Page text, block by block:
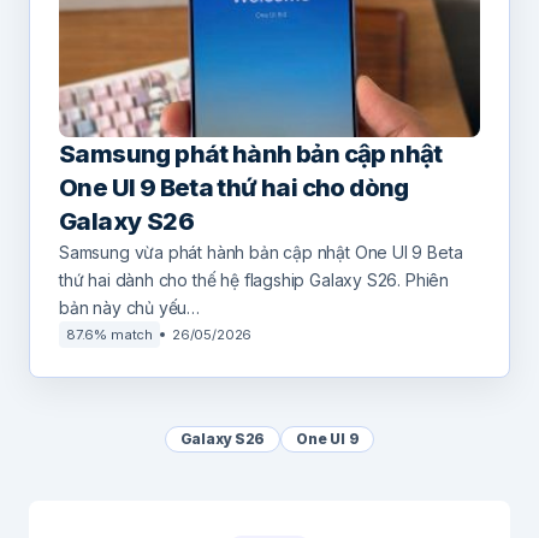
Samsung phát hành bản cập nhật
One UI 9 Beta thứ hai cho dòng
Galaxy S26
Samsung vừa phát hành bản cập nhật One UI 9 Beta
thứ hai dành cho thế hệ flagship Galaxy S26. Phiên
bản này chủ yếu…
87.6% match 26/05/2026
Galaxy S26 One UI 9